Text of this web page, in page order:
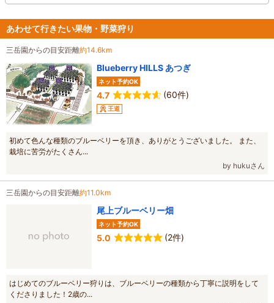
あわせて行きたい果物・野菜狩り
三岳園からの目安距離約14.6km
Blueberry HILLS あつぎ
ネット予約OK
4.7 (60件)
王道
初めて色んな種類のブルーベリーを頂き、ありがとうございました。 また、
栽培に苦労がたくさん...
by hukuさん
三岳園からの目安距離約11.0km
尾上ブルーベリー畑
ネット予約OK
5.0 (2件)
はじめてのブルーベリー狩りは、ブルーベリーの種類から丁寧に説明をして
くださりました！2歳の...